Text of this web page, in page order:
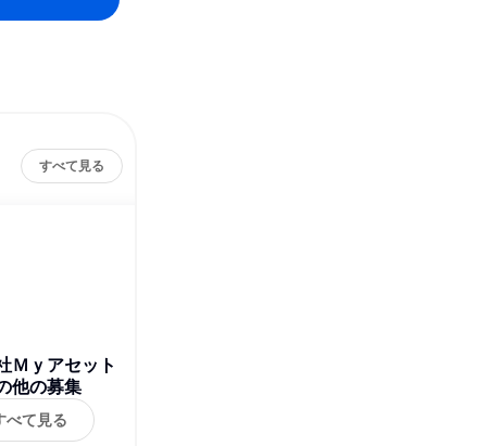
すべて見る
Ｍｙアセット
他の募集
べて見る